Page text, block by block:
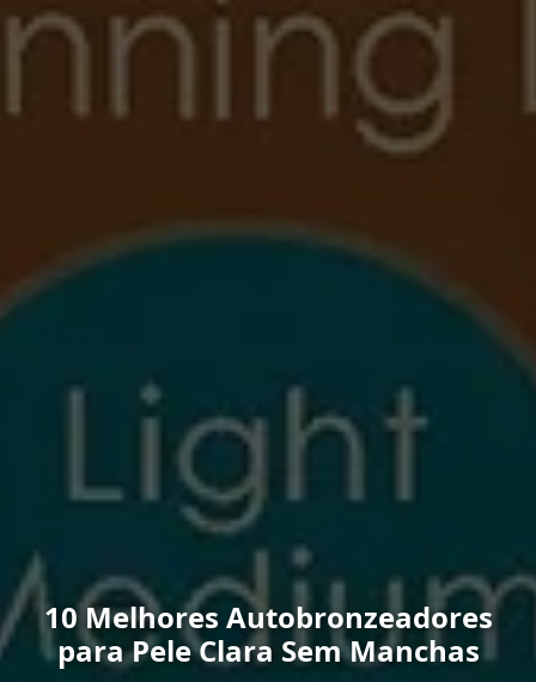
10 Melhores Autobronzeadores
para Pele Clara Sem Manchas